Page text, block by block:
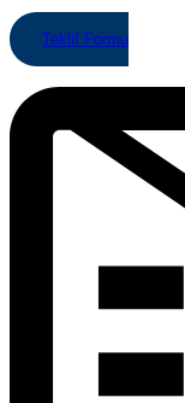
Teklif Formu